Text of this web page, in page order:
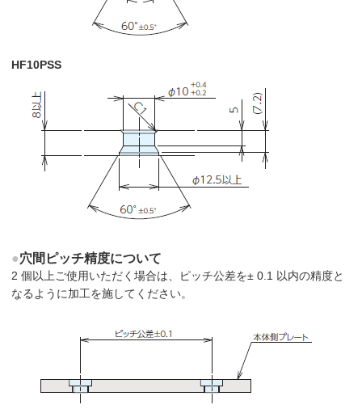
HF10PSS
●穴間ピッチ精度について
2 個以上ご使用いただく場合は、ピッチ公差を± 0.1 以内の精度と
なるように加工を施してください。